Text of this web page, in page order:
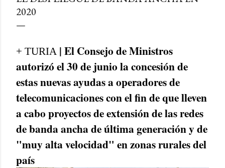
2020
+ TURIA | El Consejo de Ministros
autorizó el 30 de junio la concesión de
estas nuevas ayudas a operadores de
telecomunicaciones con el fin de que lleven
a cabo proyectos de extensión de las redes
de banda ancha de última generación y de
"muy alta velocidad" en zonas rurales del
país